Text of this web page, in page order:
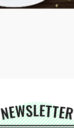
NEWSLETTER